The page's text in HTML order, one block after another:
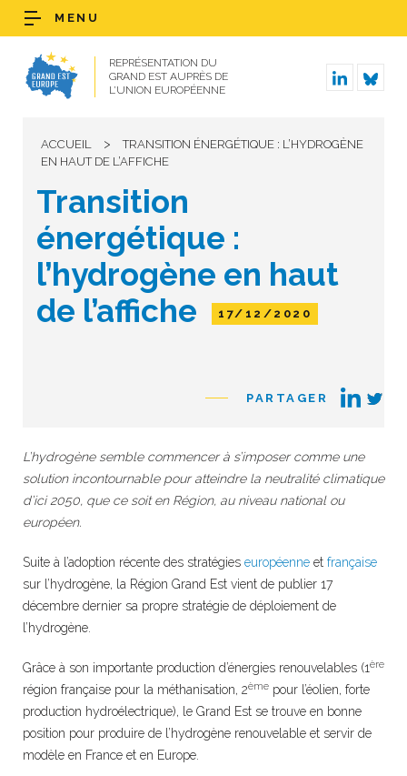
REPRÉSENTATION DU
GRAND EST AUPRÈS DE
L’UNION EUROPÉENNE
MENU
ACCUEIL >
TRANSITION ÉNERGÉTIQUE : L’HYDROGÈNE
EN HAUT DE L’AFFICHE
Transition
énergétique :
l’hydrogène en haut
de l’affiche
17/12/2020
PARTAGER
L’hydrogène semble commencer à s’imposer comme une
solution incontournable pour atteindre la neutralité climatique
d’ici 2050, que ce soit en Région, au niveau national ou
européen.
Suite à l’adoption récente des stratégies européenne et française
sur l’hydrogène, la Région Grand Est vient de publier 17
décembre dernier sa propre stratégie de déploiement de
l’hydrogène.
Grâce à son importante production d’énergies renouvelables (1ère
région française pour la méthanisation, 2ème pour l’éolien, forte
production hydroélectrique), le Grand Est se trouve en bonne
position pour produire de l’hydrogène renouvelable et servir de
modèle en France et en Europe.